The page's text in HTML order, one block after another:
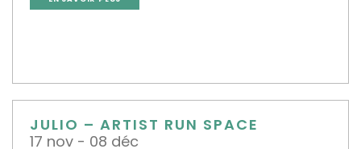
JULIO – ARTIST RUN SPACE
17 nov - 08 déc